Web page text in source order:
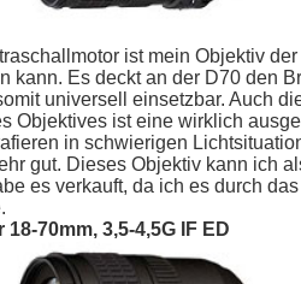
ist mein Objektiv
kann. Es deckt an der D70 den
universell einsetzbar. Auch
Objektives ist eine wirklich
in schwierigen
gut. Dieses Objektiv kann ich
es verkauft, da ich es durch
70mm, 3,5-4,5G IF ED